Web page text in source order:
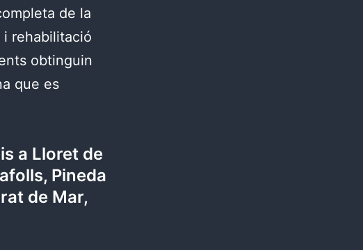
de la
rehabilitació
obtinguin
que es
a Lloret de
Pineda
de Mar,